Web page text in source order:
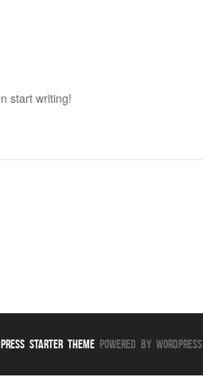
start writing!
Starter ThemePowered By WordPress